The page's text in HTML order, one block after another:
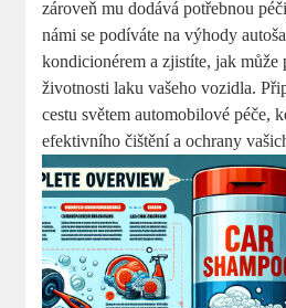
zároveň mu dodává potřebnou
námi se podíváte na výhody
kondicionérem a zjistíte, jak může
životnosti laku vašeho vozidla.
cestu světem automobilové péče,
efektivního čištění a ochrany